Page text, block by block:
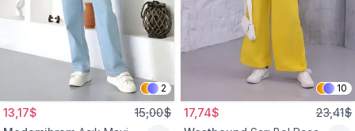
2
13,17$ 15,00$
10
17,74$ 23,41$